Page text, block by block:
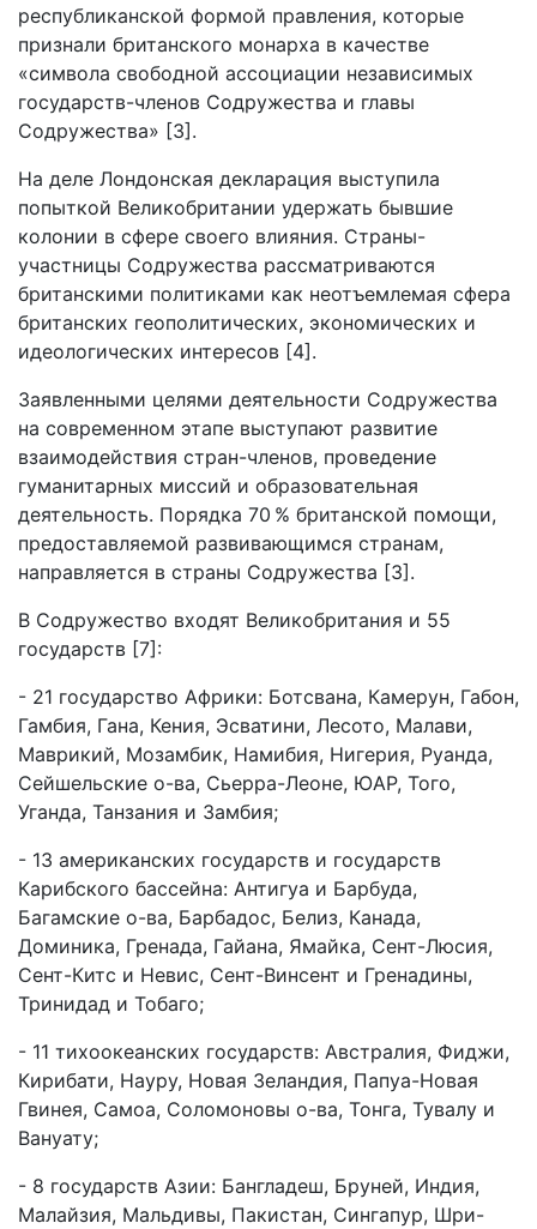
республиканской формой правления, которые
признали британского монарха в качестве
«символа свободной ассоциации независимых
государств-членов Содружества и главы
Содружества» [3].
На деле Лондонская декларация выступила
попыткой Великобритании удержать бывшие
колонии в сфере своего влияния. Страны-
участницы Содружества рассматриваются
британскими политиками как неотъемлемая сфера
британских геополитических, экономических и
идеологических интересов [4].
Заявленными целями деятельности Содружества
на современном этапе выступают развитие
взаимодействия стран-членов, проведение
гуманитарных миссий и образовательная
деятельность. Порядка 70 % британской помощи,
предоставляемой развивающимся странам,
направляется в страны Содружества [3].
В Содружество входят Великобритания и 55
государств [7]:
- 21 государство Африки: Ботсвана, Камерун, Габон,
Гамбия, Гана, Кения, Эсватини, Лесото, Малави,
Маврикий, Мозамбик, Намибия, Нигерия, Руанда,
Сейшельские о-ва, Сьерра-Леоне, ЮАР, Того,
Уганда, Танзания и Замбия;
- 13 американских государств и государств
Карибского бассейна: Антигуа и Барбуда,
Багамские о-ва, Барбадос, Белиз, Канада,
Доминика, Гренада, Гайана, Ямайка, Сент-Люсия,
Сент-Китс и Невис, Сент-Винсент и Гренадины,
Тринидад и Тобаго;
- 11 тихоокеанских государств: Австралия, Фиджи,
Кирибати, Науру, Новая Зеландия, Папуа-Новая
Гвинея, Самоа, Соломоновы о-ва, Тонга, Тувалу и
Вануату;
- 8 государств Азии: Бангладеш, Бруней, Индия,
Малайзия, Мальдивы, Пакистан, Сингапур, Шри-